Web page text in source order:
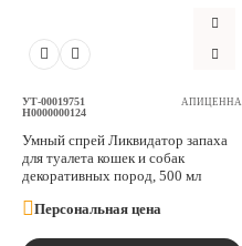
УТ-00019751
Н0000000124
АПИЦЕННА
Умный спрей Ликвидатор запаха
для туалета кошек и собак
декоративных пород, 500 мл
Персональная цена